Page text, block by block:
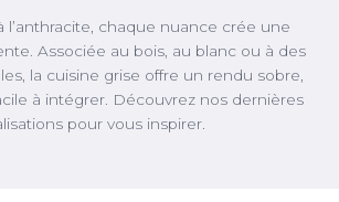
l’anthracite, chaque nuance crée une
Associée au bois, au blanc ou à des
la cuisine grise offre un rendu sobre,
à intégrer. Découvrez nos dernières
pour vous inspirer.